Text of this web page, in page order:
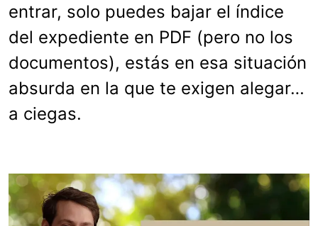
entrar, solo puedes bajar el índice
del expediente en PDF (pero no los
documentos), estás en esa situación
absurda en la que te exigen alegar…
a ciegas.